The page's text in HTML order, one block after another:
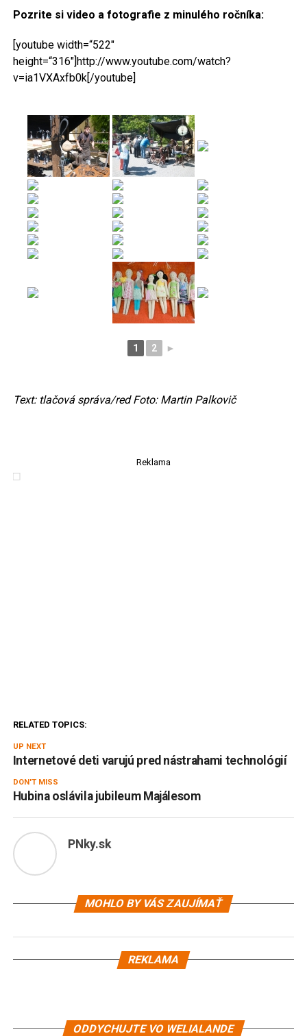
Pozrite si video a fotografie z minulého ročníka:
[youtube width=“522″
height=“316″]http://www.youtube.com/watch?
v=ia1VXAxfb0k[/youtube]
1 2 ►
Text: tlačová správa/red Foto: Martin Palkovič
Reklama
RELATED TOPICS:
UP NEXT
Internetové deti varujú pred nástrahami technológií
DON'T MISS
Hubina oslávila jubileum Majálesom
PNky.sk
MOHLO BY VÁS ZAUJÍMAŤ
REKLAMA
ODDYCHUJTE VO WELIALANDE